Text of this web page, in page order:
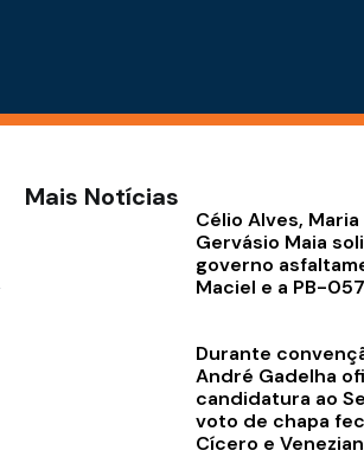
Mais Notícias
Célio Alves,
Gervásio Maia
governo
Maciel e a PB-057
Durante
André Gadelha
candidatura ao
voto de chapa
Cícero e